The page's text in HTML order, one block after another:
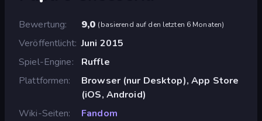
Bewertung 9,0 (basierend auf den letzten 6 Monaten)
Veröffentlicht Juni 2015
Spiel-Engine
Ruffle
Plattformen
Browser (nur Desktop), App Store
(iOS, Android)
Wiki-Seiten
Fandom